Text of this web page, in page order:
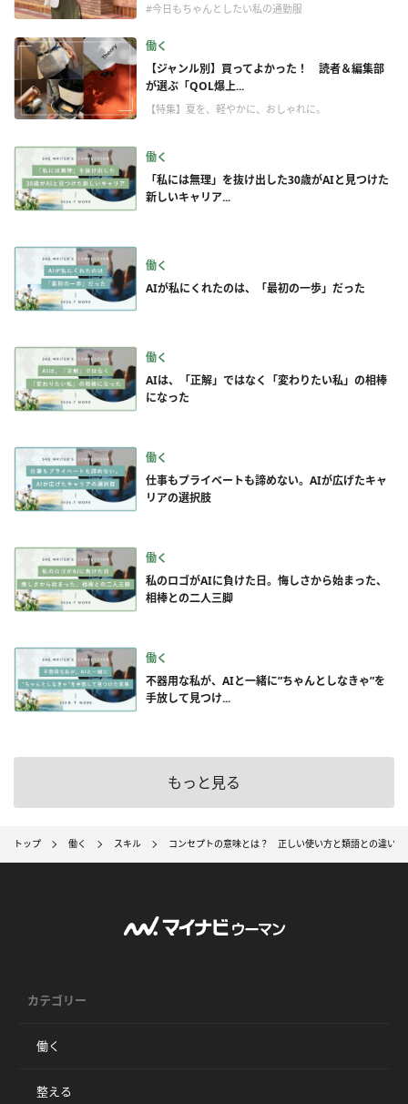
#今日もちゃんとしたい私の通勤服
働く
【ジャンル別】買ってよかった！ 読者＆編集部
が選ぶ「QOL爆上...
【特集】夏を、軽やかに、おしゃれに。
働く
「私には無理」を抜け出した30歳がAIと見つけた
新しいキャリア...
働く
AIが私にくれたのは、「最初の一歩」だった
働く
AIは、「正解」ではなく「変わりたい私」の相棒
になった
働く
仕事もプライベートも諦めない。AIが広げたキャ
リアの選択肢
働く
私のロゴがAIに負けた日。悔しさから始まった、
相棒との二人三脚
働く
不器用な私が、AIと一緒に”ちゃんとしなきゃ”を
手放して見つけ...
もっと見る
トップ 働く スキル コンセプトの意味とは？ 正しい使い方と類語との違い【
カテゴリー
働く
整える